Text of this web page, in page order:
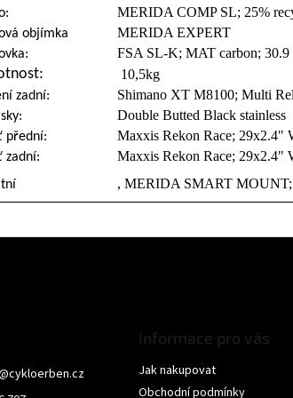
MERIDA COMP SL; 25%
objímka MERIDA EXPERT
FSA SL-K; MAT carbon; 30.9
10,5kg
zadní: Shimano XT M8100; Multi
Double Butted Black stainless
přední: Maxxis Rekon Race; 29x2.4"
zadní: Maxxis Rekon Race; 29x2.4"
, MERIDA SMART MOUNT;
cykloerben.cz
Informace pro vás
Jak nakupovat
Obchodní podmínky